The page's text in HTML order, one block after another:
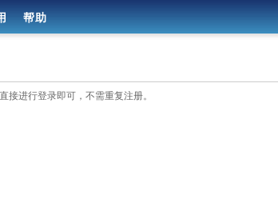
帮助
接进行登录即可，不需重复注册。